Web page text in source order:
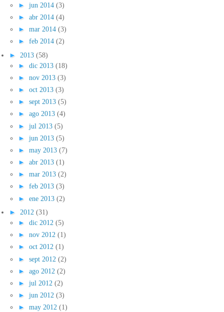
► jun 2014 (3)
► abr 2014 (4)
► mar 2014 (3)
► feb 2014 (2)
► 2013 (58)
► dic 2013 (18)
► nov 2013 (3)
► oct 2013 (3)
► sept 2013 (5)
► ago 2013 (4)
► jul 2013 (5)
► jun 2013 (5)
► may 2013 (7)
► abr 2013 (1)
► mar 2013 (2)
► feb 2013 (3)
► ene 2013 (2)
► 2012 (31)
► dic 2012 (5)
► nov 2012 (1)
► oct 2012 (1)
► sept 2012 (2)
► ago 2012 (2)
► jul 2012 (2)
► jun 2012 (3)
► may 2012 (1)